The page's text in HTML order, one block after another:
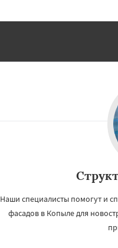
Наши специалисты помогут и
фасадов в Копыле для